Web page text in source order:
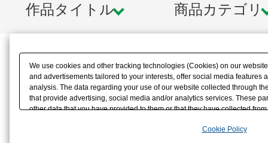
作品タイトル 商品カテゴリ
We use cookies and other tracking technologies (Cookies) on our
and advertisements tailored to your interests, offer social media features
analysis. The data regarding your use of our website collected through
that provide advertising, social media and/or analytics services. These
other data that you have provided to them or that they have collected
the use of all Cookies except for Strictly Necessary Cookies, please
Cookie Policy